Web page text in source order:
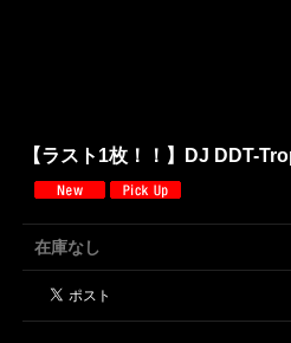
【ラスト1枚！！】DJ DDT-
在庫なし